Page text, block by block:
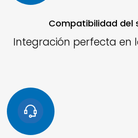
Compatibilidad del
Integración perfecta en